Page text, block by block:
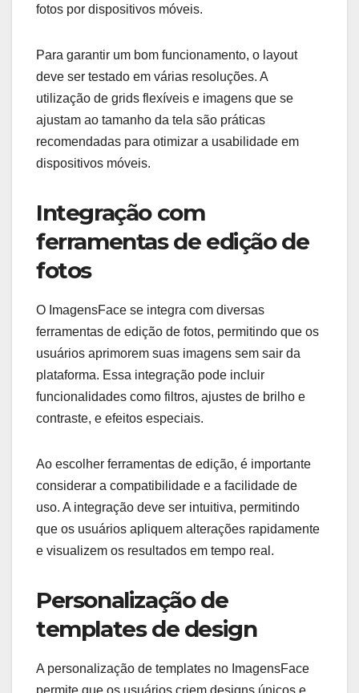
fotos por dispositivos móveis.
Para garantir um bom funcionamento, o layout
deve ser testado em várias resoluções. A
utilização de grids flexíveis e imagens que se
ajustam ao tamanho da tela são práticas
recomendadas para otimizar a usabilidade em
dispositivos móveis.
Integração com
ferramentas de edição de
fotos
O ImagensFace se integra com diversas
ferramentas de edição de fotos, permitindo que os
usuários aprimorem suas imagens sem sair da
plataforma. Essa integração pode incluir
funcionalidades como filtros, ajustes de brilho e
contraste, e efeitos especiais.
Ao escolher ferramentas de edição, é importante
considerar a compatibilidade e a facilidade de
uso. A integração deve ser intuitiva, permitindo
que os usuários apliquem alterações rapidamente
e visualizem os resultados em tempo real.
Personalização de
templates de design
A personalização de templates no ImagensFace